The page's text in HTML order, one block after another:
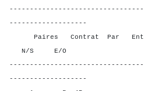
-------------------
Paires Contrat Par
N/S E/O
-------------------